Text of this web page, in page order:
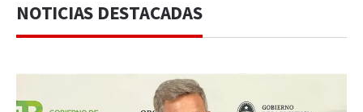
NOTICIAS DESTACADAS